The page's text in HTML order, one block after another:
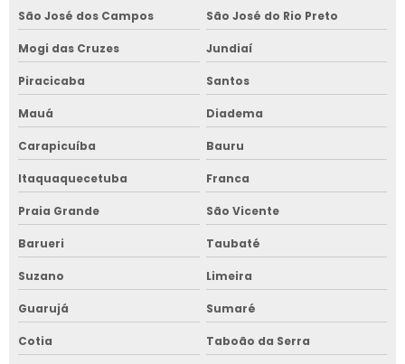
São José dos Campos São José do Rio Preto
Mogi das Cruzes Jundiaí
Piracicaba Santos
Mauá Diadema
Carapicuíba Bauru
Itaquaquecetuba Franca
Praia Grande São Vicente
Barueri Taubaté
Suzano Limeira
Guarujá Sumaré
Cotia Taboão da Serra